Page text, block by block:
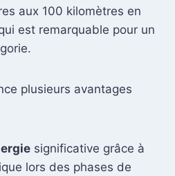
aux 100 kilomètres en
est remarquable pour un
plusieurs avantages
significative grâce à
lors des phases de